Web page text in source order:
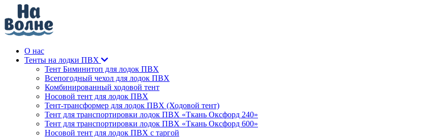
О нас
Тенты на лодки ПВХ
Тент Биминитоп для лодок ПВХ
Всепогодный чехол для лодок ПВХ
Комбинированный ходовой тент
Носовой тент для лодок ПВХ
Тент-трансформер для лодок ПВХ (Ходовой тент)
Тент для транспортировки лодок ПВХ «Ткань Оксфорд 240»
Тент для транспортировки лодок ПВХ «Ткань Оксфорд 600»
Носовой тент для лодок ПВХ с таргой